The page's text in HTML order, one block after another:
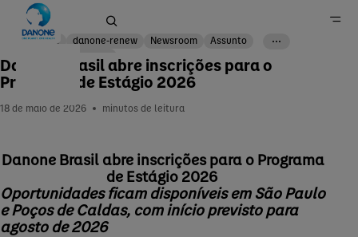
Home
18 de maio de 2026 minutos de leitura
Danone Brasil abre inscrições para o
Programa de Estágio 2026
Corp danone-renew Newsroom
Assunto
Danone Brasil abre inscrições para o Programa
de Estágio 2026
Oportunidades ficam disponíveis em São Paulo
e Poços de Caldas, com início previsto para
agosto de 2026